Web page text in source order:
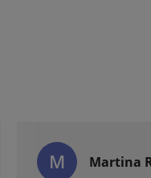
M Martina